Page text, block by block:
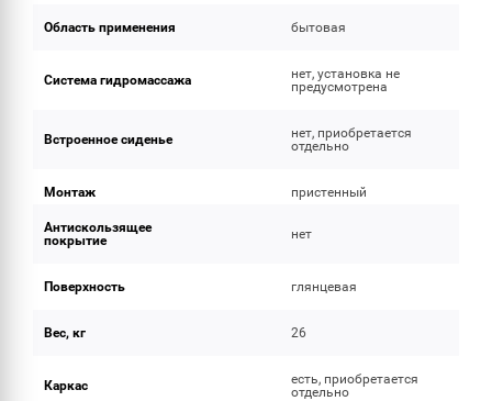
Область применения бытовая
Система гидромассажа
нет, установка не
предусмотрена
Встроенное сиденье
нет, приобретается
отдельно
Монтаж пристенный
Антискользящее
покрытие
нет
Поверхность глянцевая
Вес, кг 26
Каркас
есть, приобретается
отдельно